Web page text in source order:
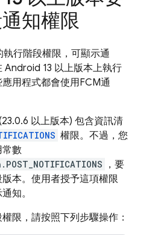
知權限
行階段權限，可顯示通
Android 13 以上版本上執行
用程式都會使用FCM通
以上版本) 包含資訊清
權限。不過，您
常數
，要
本。使用者授予這項權限
知。
限，請按照下列步驟操作：